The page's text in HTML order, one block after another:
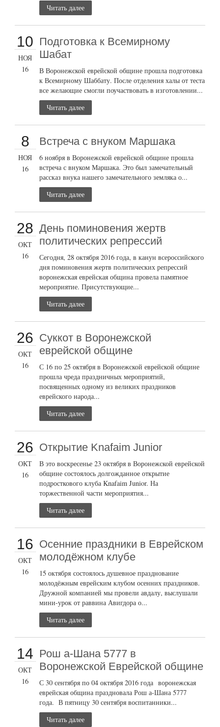
Читать далее
10
НОЯ
16
Подготовка к Всемирному
Шабат
В Воронежской еврейской общине прошла подготовка
к Всемирному Шаббату. После отделения халы от теста
все желающие смогли поучаствовать в изготовлении...
Читать далее
8
НОЯ
16
Встреча с внуком Маршака
6 ноября в Воронежской еврейской общине прошла
встреча с внуком Маршака. Это был замечательный
рассказ внука нашего замечательного земляка о...
Читать далее
28
ОКТ
16
День поминовения жертв
политических репрессий
Сегодня, 28 октября 2016 года, в канун всероссийского
дня поминовения жертв политических репрессий
воронежская еврейская община провела памятное
мероприятие. Присутствующие...
Читать далее
26
ОКТ
16
Суккот в Воронежской
еврейской общине
С 16 по 25 октября в Воронежской еврейской общине
прошла чреда праздничных мероприятий,
посвященных одному из великих праздников
еврейского народа...
Читать далее
26
ОКТ
16
Открытие Knafaim Junior
В это воскресенье 23 октября в Воронежской еврейской
общине состоялось долгожданное открытие
подросткового клуба Knafaim Junior. На
торжественной части мероприятия...
Читать далее
16
ОКТ
16
Осенние праздники в Еврейском
молодёжном клубе
15 октября состоялось душевное празднование
молодёжным еврейским клубом осенних праздников.
Дружной компанией мы провели авдалу, выслушали
мини-урок от раввина Авигдора о...
Читать далее
14
ОКТ
16
Рош а-Шана 5777 в
Воронежской Еврейской общине
С 30 сентября по 04 октября 2016 года воронежская
еврейская община праздновала Рош а-Шана 5777
года. В пятницу 30 сентября воспитанники...
Читать далее